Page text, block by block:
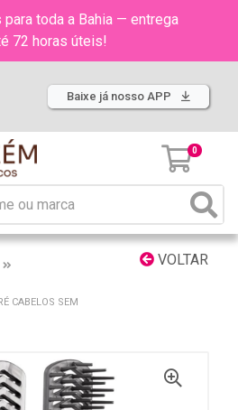
toda a Bahia — entrega
72 horas úteis!
Baixe já nosso APP
0
VOLTAR
CABELOS SEM